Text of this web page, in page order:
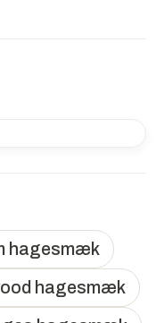
hagesmæk
hagesmæk